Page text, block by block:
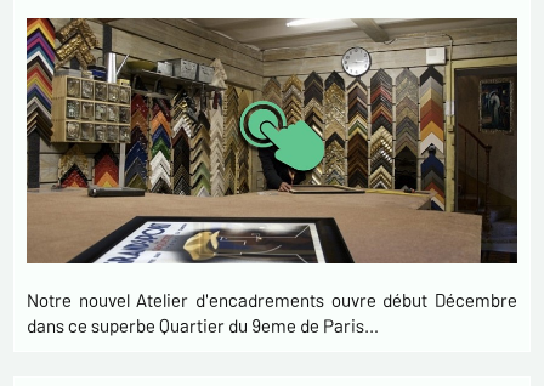
Notre nouvel Atelier d'encadrements ouvre début Décembre
dans ce superbe Quartier du 9eme de Paris…